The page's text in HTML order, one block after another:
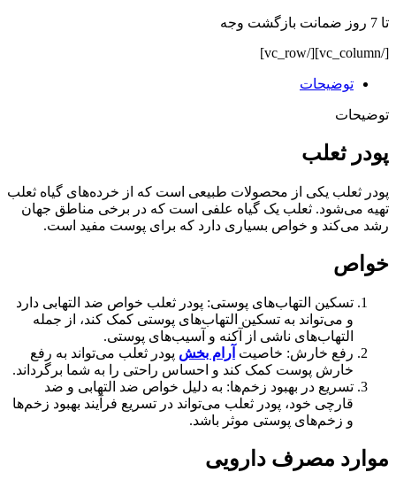
تا 7 روز ضمانت بازگشت وجه
[/vc_column][/vc_row]
توضیحات
توضیحات
پودر ثعلب
پودر ثعلب یکی از محصولات طبیعی است که از خرده‌های گیاه ثعلب
تهیه می‌شود. ثعلب یک گیاه علفی است که در برخی مناطق جهان
رشد می‌کند و خواص بسیاری دارد که برای پوست مفید است.
خواص
تسکین التهاب‌های پوستی: پودر ثعلب خواص ضد التهابی دارد
و می‌تواند به تسکین التهاب‌های پوستی کمک کند، از جمله
التهاب‌های ناشی از آکنه و آسیب‌های پوستی.
رفع خارش: خاصیت آرام بخش پودر ثعلب می‌تواند به رفع
خارش پوست کمک کند و احساس راحتی را به شما برگرداند.
تسریع در بهبود زخم‌ها: به دلیل خواص ضد التهابی و ضد
قارچی خود، پودر ثعلب می‌تواند در تسریع فرآیند بهبود زخم‌ها
و زخم‌های پوستی موثر باشد.
موارد مصرف دارویی